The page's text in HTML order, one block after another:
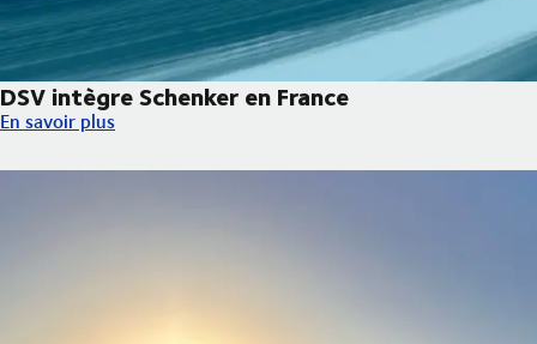
DSV intègre Schenker en France
DSV intègre Schenker en France
En savoir plus